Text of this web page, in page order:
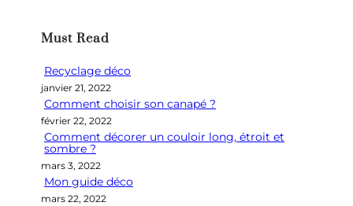
e
c
h
e
Must Read
Recyclage déco
janvier 21, 2022
Comment choisir son canapé ?
février 22, 2022
Comment décorer un couloir long, étroit et
sombre ?
mars 3, 2022
Mon guide déco
mars 22, 2022